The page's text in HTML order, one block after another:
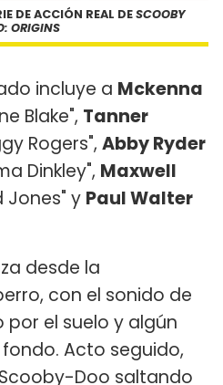
DE ACCIÓN REAL DESCOOBY
ORIGINS
incluye a Mckenna
Blake", Tanner
Rogers", Abby Ryder
Dinkley", Maxwell
Jones" y Paul Walter
desde la
con el sonido de
el suelo y algún
Acto seguido,
Doo saltando